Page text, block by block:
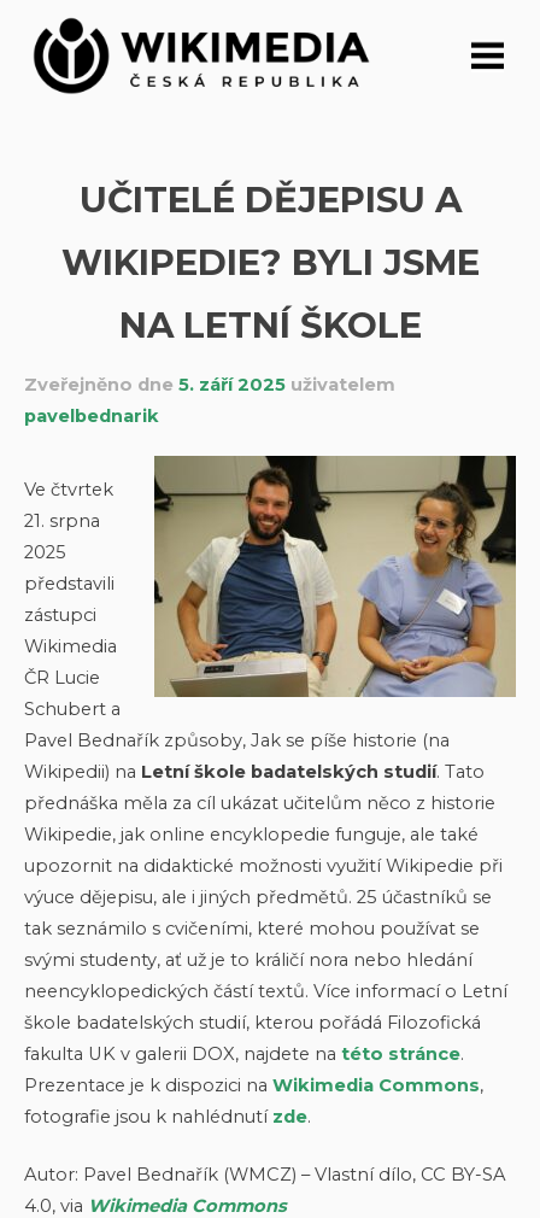
Přeskočit
obsah
UČITELÉ DĚJEPISU A
WIKIPEDIE? BYLI JSME
NA LETNÍ ŠKOLE
Zveřejněno dne 5. září 2025 uživatelem
pavelbednarik
Ve čtvrtek
21. srpna
2025
představili
zástupci
Wikimedia
ČR Lucie
Schubert a
Pavel Bednařík způsoby, Jak se píše historie (na
Wikipedii) na Letní škole badatelských studií. Tato
přednáška měla za cíl ukázat učitelům něco z historie
Wikipedie, jak online encyklopedie funguje, ale také
upozornit na didaktické možnosti využití Wikipedie při
výuce dějepisu, ale i jiných předmětů. 25 účastníků se
tak seznámilo s cvičeními, které mohou používat se
svými studenty, ať už je to králičí nora nebo hledání
neencyklopedických částí textů. Více informací o Letní
škole badatelských studií, kterou pořádá Filozofická
fakulta UK v galerii DOX, najdete na této stránce.
Prezentace je k dispozici na Wikimedia Commons,
fotografie jsou k nahlédnutí zde.
Autor: Pavel Bednařík (WMCZ) – Vlastní dílo, CC BY-SA
4.0, via Wikimedia Commons